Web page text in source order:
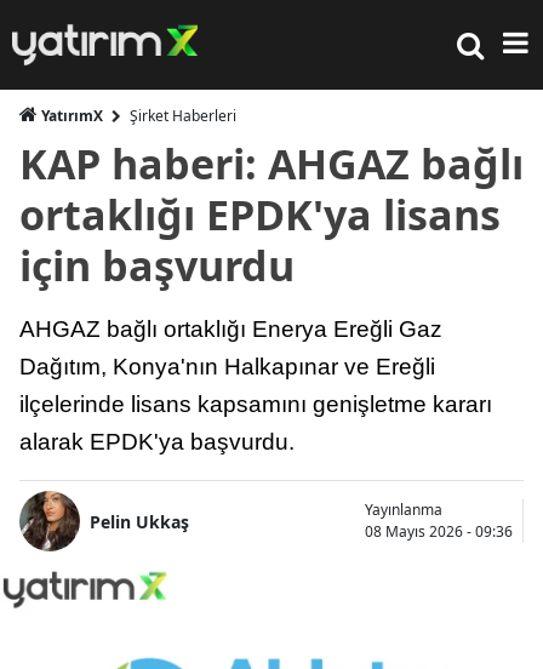
YatırımX Şirket Haberleri
KAP haberi: AHGAZ bağlı
ortaklığı EPDK'ya lisans
için başvurdu
AHGAZ bağlı ortaklığı Enerya Ereğli Gaz
Dağıtım, Konya'nın Halkapınar ve Ereğli
ilçelerinde lisans kapsamını genişletme kararı
alarak EPDK'ya başvurdu.
Pelin Ukkaş
Yayınlanma
08 Mayıs 2026 - 09:36